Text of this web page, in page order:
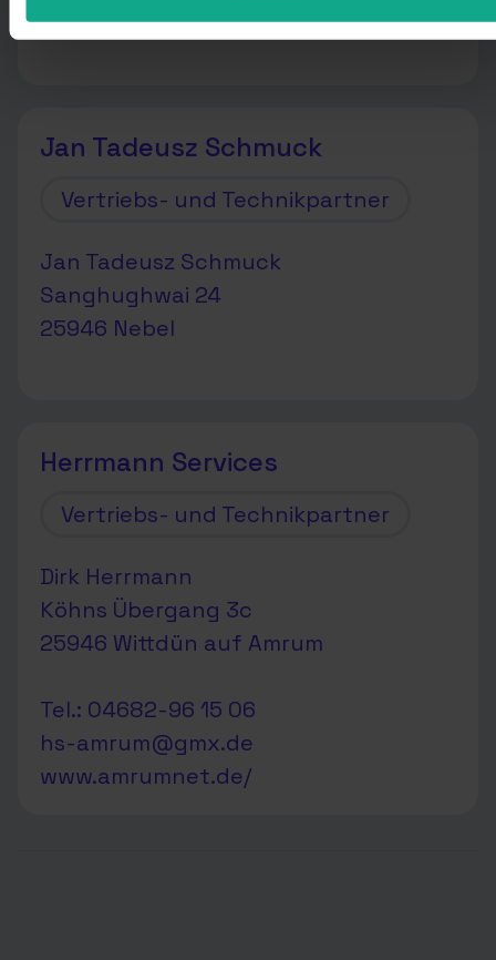
Jan Tadeusz Schmuck
Vertriebs- und Technikpartner
Jan Tadeusz Schmuck
Sanghughwai 24
25946 Nebel
Herrmann Services
Vertriebs- und Technikpartner
Dirk Herrmann
Köhns Übergang 3c
25946 Wittdün auf Amrum
Tel.: 04682-96 15 06
hs-amrum@gmx.de
www.amrumnet.de/